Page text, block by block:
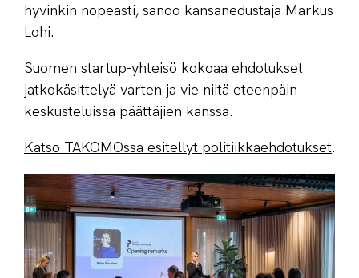
hyvinkin nopeasti, sanoo kansanedustaja Markus
Lohi.
Suomen startup-yhteisö kokoaa ehdotukset
jatkokäsittelyä varten ja vie niitä eteenpäin
keskusteluissa päättäjien kanssa.
Katso TAKOMOssa esitellyt politiikkaehdotukset.